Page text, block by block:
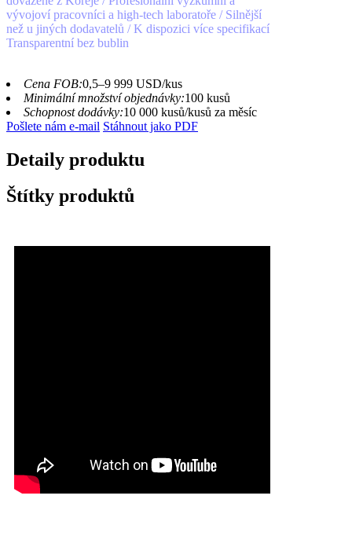
vývojoví pracovníci a high-tech laboratoře / Silnější
než u jiných dodavatelů / K dispozici více specifikací
Transparentní bez bublin
Cena FOB:0,5–9 999 USD/kus
Minimální množství objednávky:100 kusů
Schopnost dodávky:10 000 kusů/kusů za měsíc
Pošlete nám e-mail Stáhnout jako PDF
Detaily produktu
Štítky produktů